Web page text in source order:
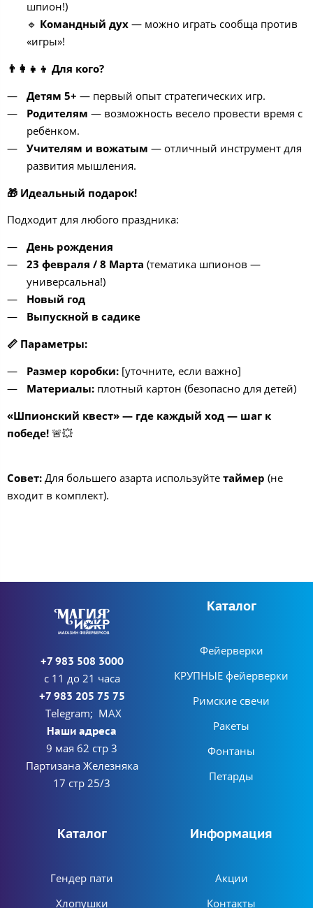
шпион!)
🔹 Командный дух— можно играть сообща против
«игры»!
👨 Для кого?
Детям 5+ — первый опыт стратегических игр.
Родителям — возможность весело провести время с
ребёнком.
Учителям и вожатым — отличный инструмент для
развития мышления.
🎁 Идеальный подарок!
Подходит для любого праздника:
День рождения
23 февраля / 8 Марта (тематика шпионов —
универсальна!)
Новый год
Выпускной в садике
📏 Параметры:
Размер коробки:[уточните, если важно]
Материалы:плотный картон (безопасно для детей)
«Шпионский квест» — где каждый ход — шаг к
победе! 🚨💥
Совет: Для большего азарта используйте таймер (не
входит в комплект).
+7 983 508 3000
с 11 до 21 часа
+7 983 205 75 75
Telegram; MAX
Наши адреса
9 мая 62 стр 3
Партизана Железняка
17 стр 25/3
Каталог
Фейерверки
КРУПНЫЕ фейерверки
Римские свечи
Ракеты
Фонтаны
Петарды
Каталог
Гендер пати
Хлопушки
Информация
Акции
Контакты